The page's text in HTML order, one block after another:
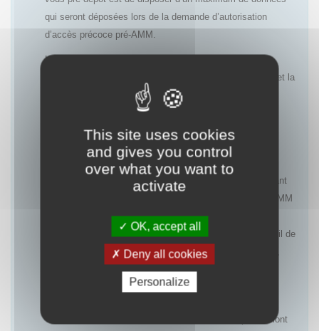
This site uses cookies
and gives you control
over what you want to
activate
OK, accept all
Deny all cookies
Personalize
qui seront déposées lors de la demande d’autorisation
d’accès précoce pré-AMM.
L’objectif de ces rendez-vous est de permettre aux
laboratoires d’anticiper au mieux l’évaluation de l’ANSM et la
décision de la HAS ainsi que le choix des données à
recueillir dans le cadre du PUT-RD afin de répondre aux
attentes des deux agences.
Les rendez-vous pourront être refusés notamment :
- pour une première demande d’accès précoce concernant
une indication ayant une AMM ou un avis favorable à l’AMM
(centralisée ou nationale), dans la mesure où le rapport
bénéfice/risques est déjà établi et qu’un PUT avec recueil de
données cliniques ne sera pas systématiquement requis,
- si un accès précoce antérieur a été refusé et qu’aucun
nouvel élément n’est disponible,
- si la demande de rendez-vous est réalisée trop en amont